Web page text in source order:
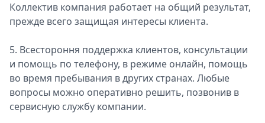
Коллектив компания работает на общий результат,
прежде всего защищая интересы клиента.
5. Всестороння поддержка клиентов, консультации
и помощь по телефону, в режиме онлайн, помощь
во время пребывания в других странах. Любые
вопросы можно оперативно решить, позвонив в
сервисную службу компании.